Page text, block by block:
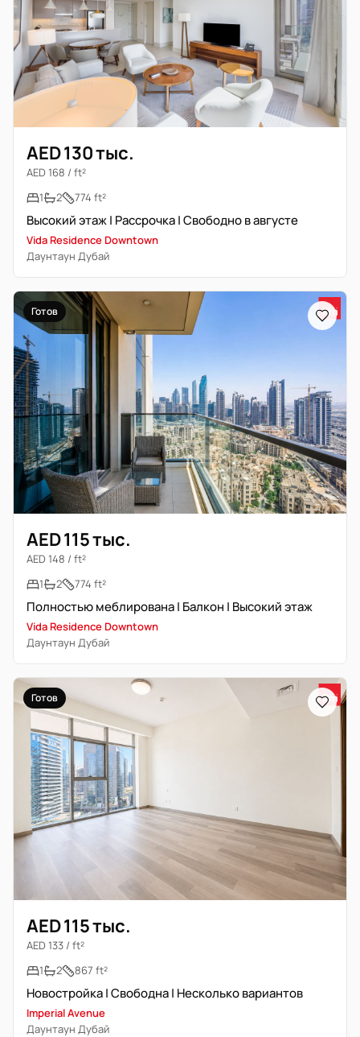
AED 130 тыс.
AED 168 / ft²
1
2 774 ft²
Высокий этаж | Рассрочка | Свободно в августе
Vida Residence Downtown
Даунтаун Дубай
Готов
AED 115 тыс.
AED 148 / ft²
1
2 774 ft²
Полностью меблирована | Балкон | Высокий этаж
Vida Residence Downtown
Даунтаун Дубай
Готов
AED 115 тыс.
AED 133 / ft²
1
2 867 ft²
Новостройка | Свободна | Несколько вариантов
Imperial Avenue
Даунтаун Дубай